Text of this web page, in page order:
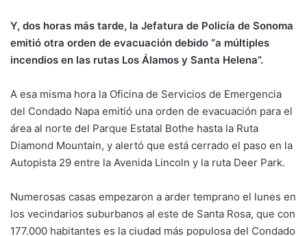
Y, dos horas más tarde, la Jefatura de Policía de Sonoma
emitió otra orden de evacuación debido “a múltiples
incendios en las rutas Los Álamos y Santa Helena”.
A esa misma hora la Oficina de Servicios de Emergencia
del Condado Napa emitió una orden de evacuación para el
área al norte del Parque Estatal Bothe hasta la Ruta
Diamond Mountain, y alertó que está cerrado el paso en la
Autopista 29 entre la Avenida Lincoln y la ruta Deer Park.
Numerosas casas empezaron a arder temprano el lunes en
los vecindarios suburbanos al este de Santa Rosa, que con
177.000 habitantes es la ciudad más populosa del Condado